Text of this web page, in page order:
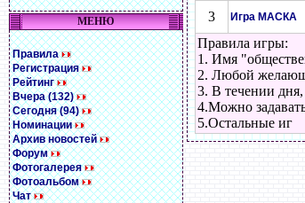
МЕНЮ
Правила
Регистрация
Рейтинг
Вчера (132)
Сегодня (94)
Номинации
Архив новостей
Форум
Фотогалерея
Фотоальбом
Чат
3
Игра МАСКА
Правила игры:
1. Имя
2. Любой
3. В течении
4.Можно
5.Остальные иг